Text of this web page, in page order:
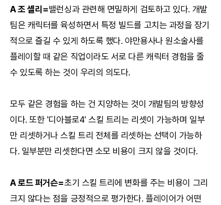
A 조 셸리=밸런싱과 관련해 면밀하게 검토하고 있다. 개발
팀은 캐릭터를 육성하면서 특정 빌드를 고치는 과정을 장기
적으로 즐길 수 있게 하도록 했다. 야만용사나 원소술사를
플레이할 때 같은 직업이라도 서로 다른 캐릭터 경험을 줄
수 있도록 하는 것이 우리의 의도다.
모두 같은 경험을 하는 건 지양하는 것이 개발팀의 방향성
이다. 또한 '디아블로4' 스킬 트리는 리셋이 가능하며 일부
만 리셋하거나 스킬 트리 전체를 리셋하는 선택이 가능하
다. 일부분만 리셋한다면 소모 비용이 크지 않을 것이다.
A 로드 퍼거슨=초기 스킬 트리에 변화를 주는 비용이 그리
크지 않다는 점을 긍정적으로 평가한다. 플레이어가 어떤